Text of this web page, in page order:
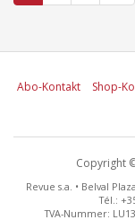
Abo-Kontakt Shop-
Copyright
Revue s.a. • Belval
Tél.:
TVA-Nummer: